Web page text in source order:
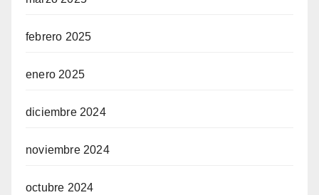
febrero 2025
enero 2025
diciembre 2024
noviembre 2024
octubre 2024